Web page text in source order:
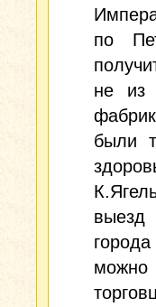
по
не из
были
выезд
можно